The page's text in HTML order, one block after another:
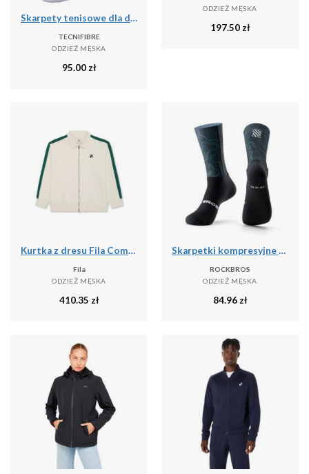
Skarpety tenisowe dla dorosłych 3pak Tecnifibre High Cut Classic Socks 3P
TECNIFIBRE
ODZIEŻ MĘSKA
95.00 zł
ODZIEŻ MĘSKA
197.50 zł
Kurtka z dresu Fila Como Relaxed
Fila
ODZIEŻ MĘSKA
410.35 zł
Skarpetki kompresyjne do jazdy na rowerze antybakteryjne oddychające
ROCKBROS
ODZIEŻ MĘSKA
84.96 zł